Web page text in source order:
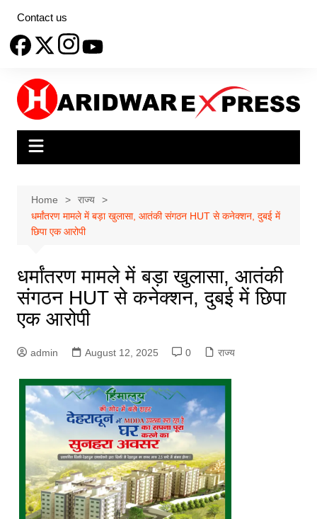
content
Contact us
Home
राज्य
धर्मांतरण मामले में बड़ा खुलासा, आतंकी संगठन HUT से कनेक्शन, दुबई में
छिपा एक आरोपी
धर्मांतरण मामले में बड़ा खुलासा, आतंकी
संगठन HUT से कनेक्शन, दुबई में छिपा
एक आरोपी
admin August 12, 2025 0 राज्य